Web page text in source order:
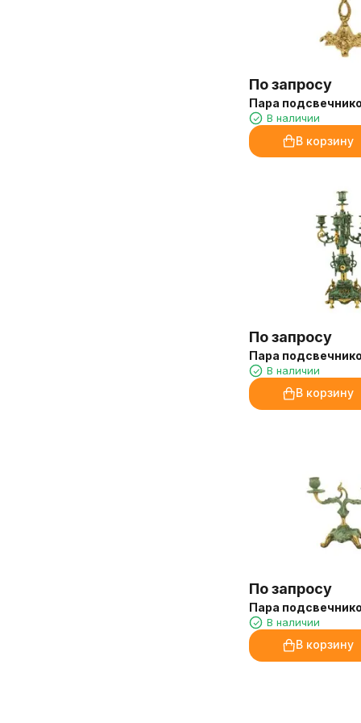
По запросу
Пара
В наличии
В корзину
По запросу
Пара
В наличии
В корзину
По запросу
Пара
В наличии
В корзину